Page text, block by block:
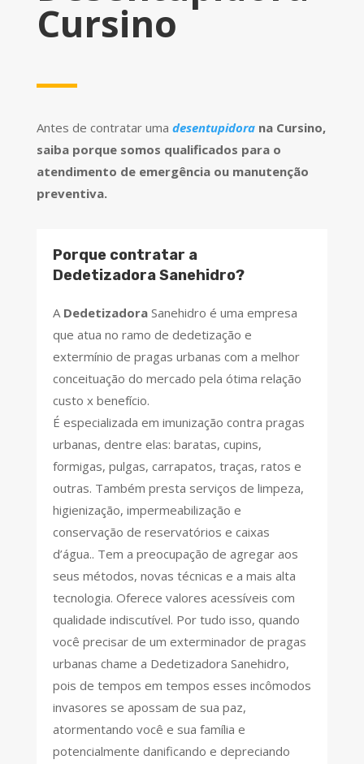
Cursino
Antes de contratar uma desentupidorana Cursino,
saiba porque somos qualificados para o
atendimento de emergência ou manutenção
preventiva.
Porque contratar a
Dedetizadora Sanehidro?
A DedetizadoraSanehidro é uma empresa
que atua no ramo de dedetização e
extermínio de pragas urbanas com a melhor
conceituação do mercado pela ótima relação
custo x benefício.
É especializada em imunização contra pragas
urbanas, dentre elas: baratas, cupins,
formigas, pulgas, carrapatos, traças, ratos e
outras. Também presta serviços de limpeza,
higienização, impermeabilização e
conservação de reservatórios e caixas
d’água.. Tem a preocupação de agregar aos
seus métodos, novas técnicas e a mais alta
tecnologia. Oferece valores acessíveis com
qualidade indiscutível. Por tudo isso, quando
você precisar de um exterminador de pragas
urbanas chame a Dedetizadora Sanehidro,
pois de tempos em tempos esses incômodos
invasores se apossam de sua paz,
atormentando você e sua família e
potencialmente danificando e depreciando